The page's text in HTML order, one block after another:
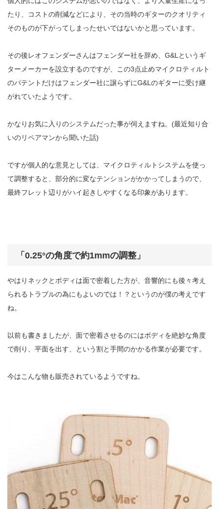
たり、コストの削減などにより、その当時のギターのクオリティ
そのものが下がってしまったせいではないかと思っています。
その後レオフェンダーさんはフェンダー社を辞め、G&Lというギ
ターメーカーを設立するのですが、この3点止めマイクロティルト
のパテントだけはフェンダー社に譲らずにG&Lのギターに受け継
がれていたようです。
かなりお気に入りのシステムだった事が伺えますね。(最近知り合
いのリペアマンから聞いた話)
ですが個人的な意見としては、マイクロティルトシステムを使っ
て調整すると、部分的に変なテンションがかかってしまうので、
最終フレット辺りがハイ起きしやすくなる印象があります。
「0.25°の角度で約1mmの調整」
やはりネックとボディは面で密着した方が、音響的にも後々考え
られるトラブルの為にもよいのでは！？というのが僕の考えです
ね。
以前も書きましたが、面で密着させるのにはボディを絶妙な角度
で削り、平面を出す、という割と手間のかかる作業が必要です。
今はこんな物も販売されているようですね。